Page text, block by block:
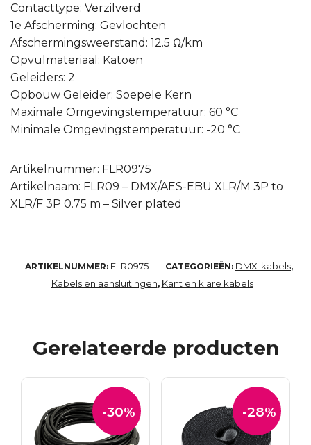
Contacttype: Verzilverd
1e Afscherming: Gevlochten
Afschermingsweerstand: 12.5 Ω/km
Opvulmateriaal: Katoen
Geleiders: 2
Opbouw Geleider: Soepele Kern
Maximale Omgevingstemperatuur: 60 °C
Minimale Omgevingstemperatuur: -20 °C
Artikelnummer: FLR0975
Artikelnaam: FLR09 – DMX/AES-EBU XLR/M 3P to
XLR/F 3P 0.75 m – Silver plated
ARTIKELNUMMER: FLR0975 CATEGORIEËN: DMX-kabels,
Kabels en aansluitingen, Kant en klare kabels
Gerelateerde producten
-30% -28%